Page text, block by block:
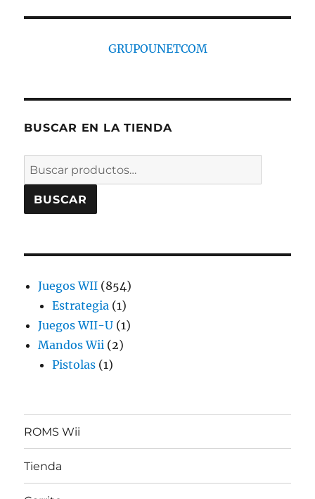
GRUPOUNETCOM
BUSCAR EN LA TIENDA
Buscar
por:
BUSCAR
Juegos WII 854854
Estrategia 11
producto
Juegos WII-U 11
Mandos Wii 22
Pistolas 11
ROMS Wii
Tienda